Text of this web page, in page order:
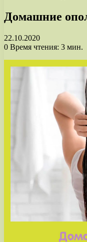
Домашние
22.10.2020
0 Время чтения: 3 мин.